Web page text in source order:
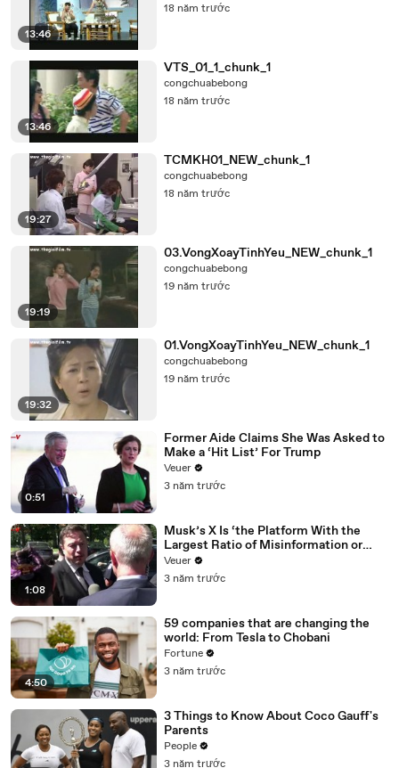
13:46
18 năm trước
13:46
VTS_01_1_chunk_1
congchuabebong
18 năm trước
19:27
TCMKH01_NEW_chunk_1
congchuabebong
18 năm trước
19:19
03.VongXoayTinhYeu_NEW_chunk_1
congchuabebong
19 năm trước
19:32
01.VongXoayTinhYeu_NEW_chunk_1
congchuabebong
19 năm trước
0:51
Former Aide Claims She Was Asked to
Make a ‘Hit List’ For Trump
Veuer
3 năm trước
1:08
Musk’s X Is ‘the Platform With the
Largest Ratio of Misinformation or
Disinformation’ Amongst All Social
Media Platforms
Veuer
3 năm trước
4:50
59 companies that are changing the
world: From Tesla to Chobani
Fortune
3 năm trước
3 Things to Know About Coco Gauff's
Parents
People
3 năm trước